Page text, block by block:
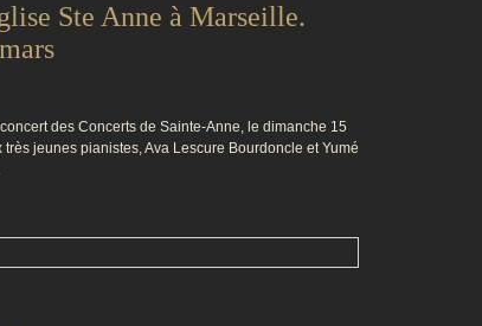
Ste Anne à Marseille.
des Concerts de Sainte-Anne, le dimanche 15
jeunes pianistes, Ava Lescure Bourdoncle et Yumé